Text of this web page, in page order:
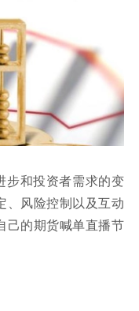
步和投资者需求的变
、风险控制以及互动
己的期货喊单直播节